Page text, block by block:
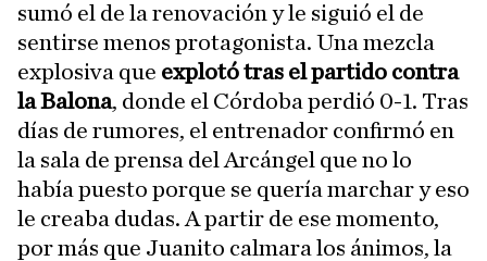
sumó el de la renovación y le siguió el de
sentirse menos protagonista. Una mezcla
explosiva que explotó tras el partido contra
la Balona, donde el Córdoba perdió 0-1. Tras
días de rumores, el entrenador confirmó en
la sala de prensa del Arcángel que no lo
había puesto porque se quería marchar y eso
le creaba dudas. A partir de ese momento,
por más que Juanito calmara los ánimos, la